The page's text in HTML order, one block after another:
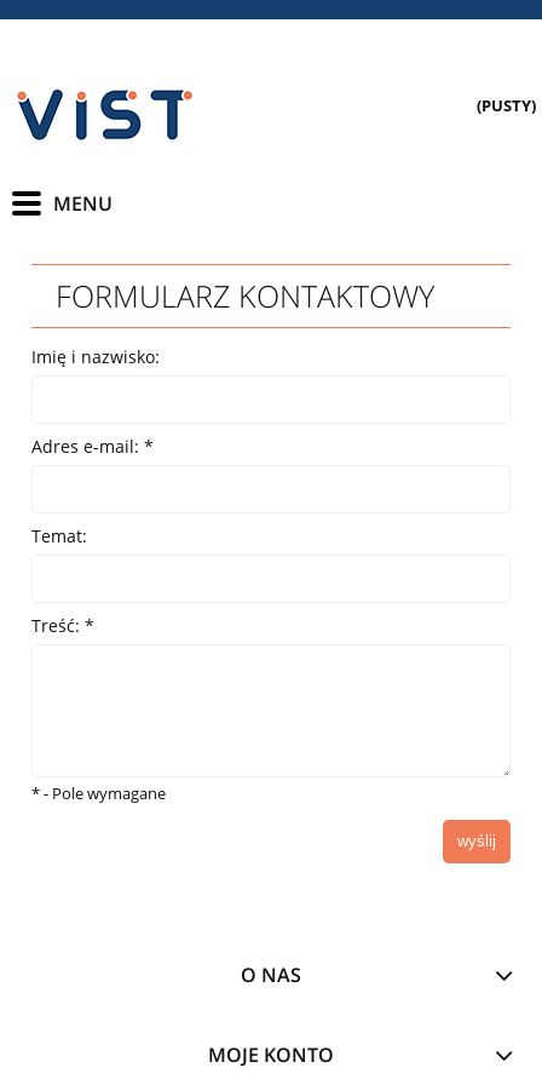
(PUSTY)
FORMULARZ KONTAKTOWY
Imię i nazwisko:
Adres e-mail: *
Temat:
Treść: *
*- Pole wymagane
wyślij
O NAS
MOJE KONTO